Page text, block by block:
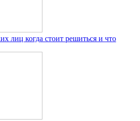
лиц когда стоит решиться и что